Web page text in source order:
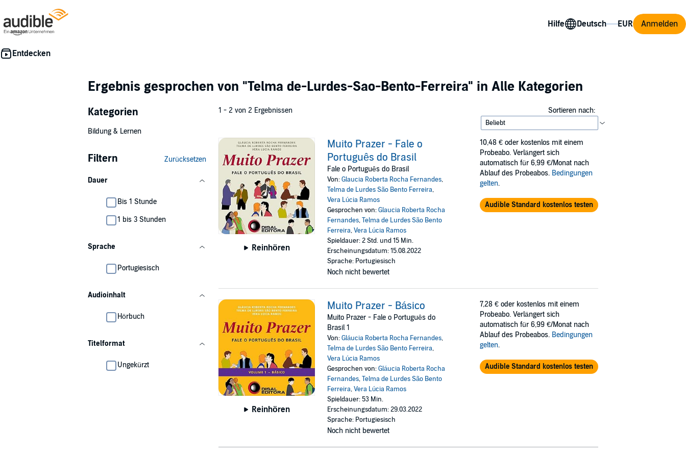
Hilfe Anmelden
Ergebnis gesprochen von "Telma de-Lurdes-Sao-Bento-Ferreira" in Alle Kategorien
Kategorien
Bildung & Lernen
Filtern Zurücksetzen
Dauer
Bis 1 Stunde
1 bis 3 Stunden
Sprache
Portugiesisch
Audioinhalt
Hörbuch
Titelformat
Ungekürzt
1 - 2 von 2 Ergebnissen Sortieren nach:
Reinhören
Muito Prazer - Fale o
Português do Brasil
Fale o Português do Brasil
Von:Glaucia Roberta Rocha Fernandes,
Telma de Lurdes São Bento Ferreira,
Vera Lúcia Ramos
Gesprochen von:Glaucia Roberta Rocha
Fernandes,Telma de Lurdes São Bento
Ferreira,Vera Lúcia Ramos
Spieldauer: 2 Std. und 15 Min.
Erscheinungsdatum: 15.08.2022
Sprache: Portugiesisch
Noch nicht bewertet
10,48 € oder kostenlos mit einem
Probeabo. Verlängert sich
automatisch für 6,99 €/Monat nach
Ablauf des Probeabos. Bedingungen
gelten.
Audible Standard kostenlos testen
Reinhören
Muito Prazer - Básico
Muito Prazer - Fale o Português do
Brasil 1
Von:Gláucia Roberta Rocha Fernandes,
Telma de Lurdes São Bento Ferreira,
Vera Lúcia Ramos
Gesprochen von:Gláucia Roberta Rocha
Fernandes,Telma de Lurdes São Bento
Ferreira,Vera Lúcia Ramos
Spieldauer: 53 Min.
Erscheinungsdatum: 29.03.2022
Sprache: Portugiesisch
Noch nicht bewertet
7,28 € oder kostenlos mit einem
Probeabo. Verlängert sich
automatisch für 6,99 €/Monat nach
Ablauf des Probeabos. Bedingungen
gelten.
Audible Standard kostenlos testen